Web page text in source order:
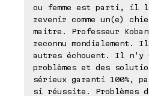
ou femme est parti,
revenir comme un(e)
maitre. Professeur
reconnu mondialement.
autres échouent. Il n'y
problèmes et des
sérieux garanti 100%,
si réussite. Problèmes